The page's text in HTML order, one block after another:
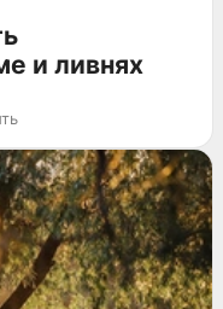
и ливнях